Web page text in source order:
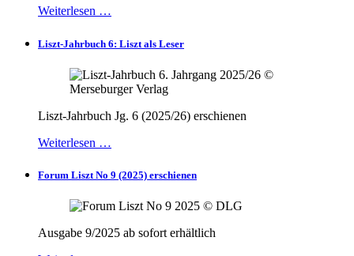
Weiterlesen …
Liszt-Jahrbuch 6: Liszt als Leser
Liszt-Jahrbuch Jg. 6 (2025/26) erschienen
Weiterlesen …
Forum Liszt No 9 (2025) erschienen
Ausgabe 9/2025 ab sofort erhältlich